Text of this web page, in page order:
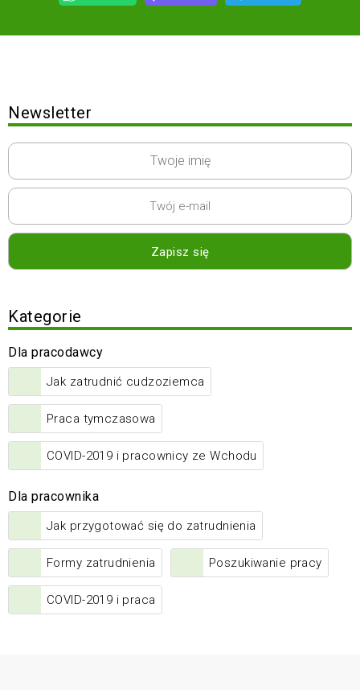
Kategorie
Dla pracodawcy
Jak zatrudnić cudzoziemca
Praca tymczasowa
COVID-2019 i pracownicy ze Wchodu
Dla pracownika
Jak przygotować się do zatrudnienia
Formy zatrudnienia Poszukiwanie pracy
COVID-2019 i praca
Newsletter